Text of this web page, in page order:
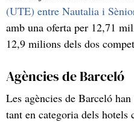
(UTE) entre Nautalia i
amb una oferta per 12,71
12,9 milions dels dos
Agències de Barceló
Les agències de Barceló
tant en categoria dels hotels